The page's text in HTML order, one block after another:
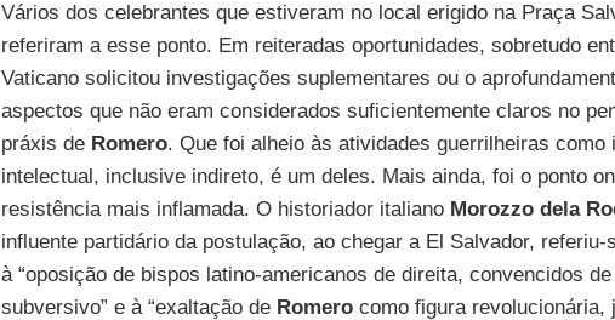
Vários dos celebrantes que estiveram no local erigido na Praça
referiram a esse ponto. Em reiteradas oportunidades, sobretudo
Vaticano solicitou investigações suplementares ou o
aspectos que não eram considerados suficientemente claros no
práxis de Romero. Que foi alheio às atividades guerrilheiras como
intelectual, inclusive indireto, é um deles. Mais ainda, foi o ponto
resistência mais inflamada. O historiador italiano Morozzo dela
influente partidário da postulação, ao chegar a El Salvador, referiu-
à “oposição de bispos latino-americanos de direita, convencidos
subversivo” e à “exaltação de Romerocomo figura revolucionária,